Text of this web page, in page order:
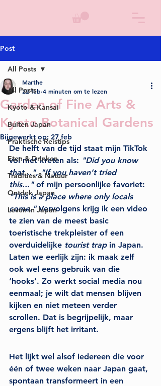
Post
All Posts
Kyoto & Kansai
Buiten Japan
Praktische Reistips
Eten & Drinken
Tradities & Natuur
Ontdek Japan
Leven in Japan
All Posts
Garden of Fine Arts &
Kyoto Botanical Gardens
Marthe
22 feb 4 minuten om te lezen
Bijgewerkt op: 27 feb
De helft van de tijd staat mijn TikTok
vol met kreten als: "Did you know
that...", "If you haven’t tried
this..." of mijn persoonlijke favoriet:
"This is a place where only locals
come." Vervolgens krijg ik een video
te zien van de meest basic
toeristische trekpleister of een
overduidelijke tourist trap in Japan.
Laten we eerlijk zijn: ik maak zelf
ook wel eens gebruik van die
‘hooks’. Zo werkt social media nou
eenmaal; je wilt dat mensen blijven
kijken en niet meteen verder
scrollen. Dat is begrijpelijk, maar
ergens blijft het irritant.
Het lijkt wel alsof iedereen die voor
één of twee weken naar Japan gaat,
spontaan transformeert in een